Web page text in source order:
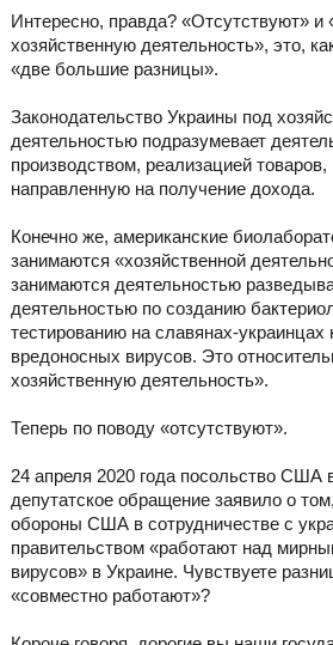
Интересно, правда? «Отсутствуют» и
хозяйственную деятельность», это,
«две большие разницы».
Законодательство Украины под
деятельностью подразумевает
производством, реализацией
направленную на получение дохода.
Конечно же, американские
занимаются «хозяйственной
занимаются деятельностью
деятельностью по созданию
тестированию на славянах-украинцах
вредоносных вирусов. Это
хозяйственную деятельность».
Теперь по поводу «отсутствуют».
24 апреля 2020 года посольство США
депутатское обращение заявило о
обороны США в сотрудничестве с
правительством «работают над
вирусов» в Украине. Чувствуете
«совместно работают»?